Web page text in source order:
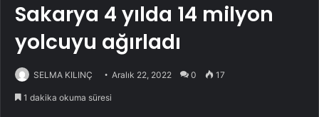
Sakarya 4 yılda 14 milyon
yolcuyu ağırladı
SELMA KILINÇ Aralık 22, 2022 0 17
1 dakika okuma süresi